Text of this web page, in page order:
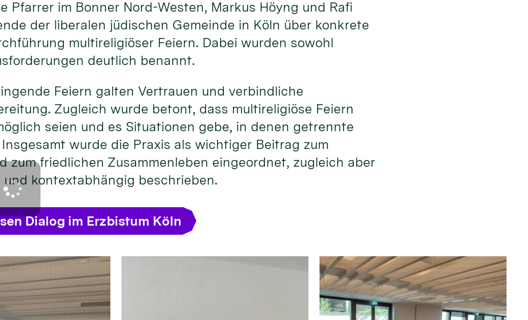
Pfarrer im Bonner Nord-Westen, Markus Höyng und Rafi
der liberalen jüdischen Gemeinde in Köln über konkrete
multireligiöser Feiern. Dabei wurden sowohl
deutlich benannt.
Feiern galten Vertrauen und verbindliche
Zugleich wurde betont, dass multireligiöse Feiern
seien und es Situationen gebe, in denen getrennte
wurde die Praxis als wichtiger Beitrag zum
zum friedlichen Zusammenleben eingeordnet, zugleich aber
kontextabhängig beschrieben.
Dialog im Erzbistum Köln